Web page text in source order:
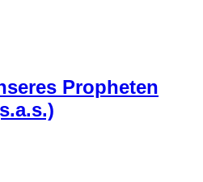
Propheten